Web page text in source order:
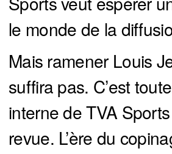
le monde de la
Mais ramener Louis
suffira pas. C’est
interne de TVA
revue. L’ère du